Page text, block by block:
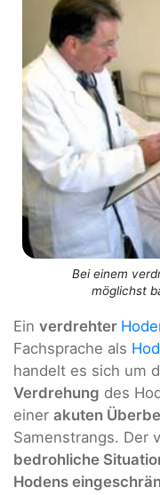
Bei einem
möglichst
Ein verdrehter
Fachsprache als
handelt es sich um
Verdrehung des
einer akuten
Samenstrangs. Der
bedrohliche
Hodens